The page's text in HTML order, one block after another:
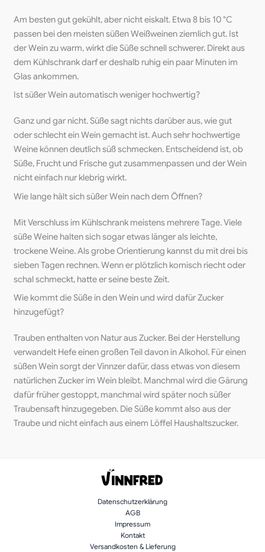
Am besten gut gekühlt, aber nicht eiskalt. Etwa 8 bis 10 °C
passen bei den meisten süßen Weißweinen ziemlich gut. Ist
der Wein zu warm, wirkt die Süße schnell schwerer. Direkt aus
dem Kühlschrank darf er deshalb ruhig ein paar Minuten im
Glas ankommen.
Ist süßer Wein automatisch weniger hochwertig?
Ganz und gar nicht. Süße sagt nichts darüber aus, wie gut
oder schlecht ein Wein gemacht ist. Auch sehr hochwertige
Weine können deutlich süß schmecken. Entscheidend ist, ob
Süße, Frucht und Frische gut zusammenpassen und der Wein
nicht einfach nur klebrig wirkt.
Wie lange hält sich süßer Wein nach dem Öffnen?
Mit Verschluss im Kühlschrank meistens mehrere Tage. Viele
süße Weine halten sich sogar etwas länger als leichte,
trockene Weine. Als grobe Orientierung kannst du mit drei bis
sieben Tagen rechnen. Wenn er plötzlich komisch riecht oder
schal schmeckt, hatte er seine beste Zeit.
Wie kommt die Süße in den Wein und wird dafür Zucker
hinzugefügt?
Trauben enthalten von Natur aus Zucker. Bei der Herstellung
verwandelt Hefe einen großen Teil davon in Alkohol. Für einen
süßen Wein sorgt der Vinnzer dafür, dass etwas von diesem
natürlichen Zucker im Wein bleibt. Manchmal wird die Gärung
dafür früher gestoppt, manchmal wird später noch süßer
Traubensaft hinzugegeben. Die Süße kommt also aus der
Traube und nicht einfach aus einem Löffel Haushaltszucker.
Datenschutzerklärung
AGB
Impressum
Kontakt
Versandkosten & Lieferung